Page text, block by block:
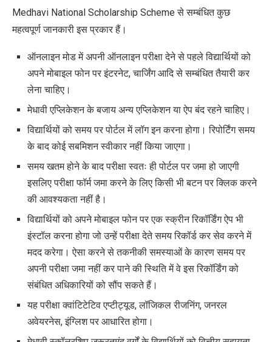
Medhavi National Scholarship Scheme से सम्बंधित कुछ
महत्वपूर्ण जानकारी इस प्रकार हैं।
ऑनलाइन मोड में अपनी ऑनलाइन परीक्षा देने से पहले विद्यार्थियों को
अपने मोबाइल फोन पर इंटरनेट, चार्जिंग आदि से सम्बंधित तैयारी कर
लेना चाहिए।
मेधावी एप्लिकेशन के बजाय अन्य एप्लिकेशन या ऐप बंद रहने चाहिए।
विद्यार्थियों को समय पर पोर्टल में लॉग इन करना होगा। रिपोर्टिंग समय
के बाद कोई सबमिशन स्वीकार नहीं किया जाएगा।
समय खतम होने के बाद परीक्षा स्वतः ही पोर्टल पर जमा हो जाएगी
इसलिए परीक्षा फॉर्म जमा करने के लिए किसी भी बटन पर क्लिक करने
की आवश्यकता नहीं है।
विद्यार्थियों को अपने मोबाइल फोन पर एक स्क्रीन रिकॉर्डिंग ऐप भी
इंस्टॉल करना होगा जो उन्हें परीक्षादेते समयरिकॉर्ड कर सेव करने में
मदद करेगा। ऐसा करने से तकनीकी समस्याओं के कारण समय पर
अपनी परीक्षा जमा नहीं कर पाने की स्थिति में वे इस रिकॉर्डिंग को
संबंधित अधिकारियों को सौंप सकते हैं।
यह परीक्षा क्वांटिटेटिव एप्टीट्यूड, लॉजिकल रीजनिंग, जनरल
अवेयरनेस, इंग्लिश पर आधारित होगा।